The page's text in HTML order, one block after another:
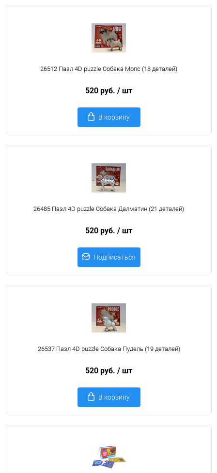
26512 Пазл 4D puzzle Собака Мопс (18 деталей)
520 руб. / шт
В корзину
26485 Пазл 4D puzzle Собака Далматин (21 деталей)
520 руб. / шт
Подписаться
26537 Пазл 4D puzzle Собака Пудель (19 деталей)
520 руб. / шт
В корзину